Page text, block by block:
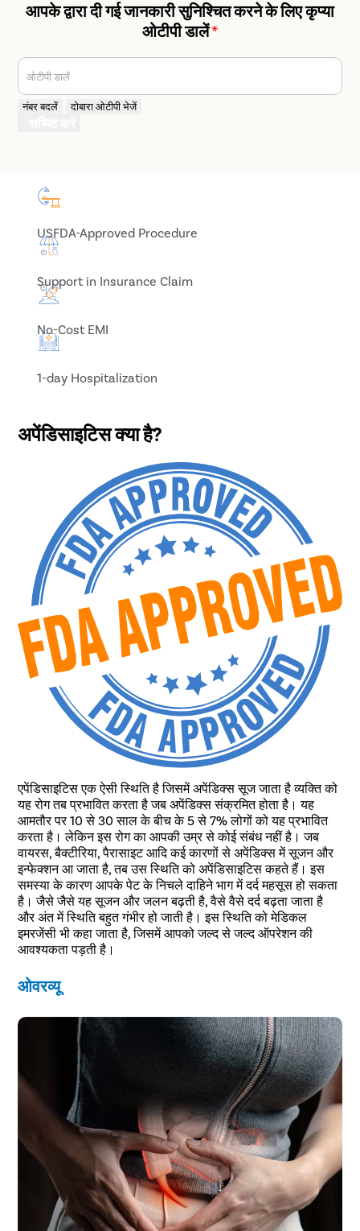
आपके द्वारा दी गई जानकारी सुनिश्चित करने के लिए कृप्या
ओटीपी डालें*
ओटीपी डालें
नंबर बदलें दोबारा ओटीपी भेजें
USFDA-Approved Procedure
Support in Insurance Claim
No-Cost EMI
1-day Hospitalization
अपेंडिसाइटिस क्या है?
एपेंडिसाइटिस एक ऐसी स्थिति है जिसमें अपेंडिक्स सूज जाता है व्यक्ति को
यह रोग तब प्रभावित करता है जब अपेंडिक्स संक्रमित होता है। यह
आमतौर पर 10 से 30 साल के बीच के 5 से 7% लोगों को यह प्रभावित
करता है। लेकिन इस रोग का आपकी उम्र से कोई संबंध नहीं है। जब
वायरस, बैक्टीरिया, पैरासाइट आदि कई कारणों से अपेंडिक्स में सूजन और
इन्फेक्शन आ जाता है, तब उस स्थिति को अपेंडिसाइटिस कहते हैं। इस
समस्या के कारण आपके पेट के निचले दाहिने भाग में दर्द महसूस हो सकता
है। जैसे जैसे यह सूजन और जलन बढ़ती है, वैसे वैसे दर्द बढ़ता जाता है
और अंत में स्थिति बहुत गंभीर हो जाती है। इस स्थिति को मेडिकल
इमरजेंसी भी कहा जाता है, जिसमें आपको जल्द से जल्द ऑपरेशन की
आवश्यकता पड़ती है।
ओवरव्यू